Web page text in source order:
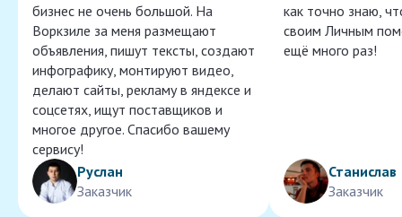
бизнес не очень большой. На
Воркзиле за меня размещают
объявления, пишут тексты, создают
инфографику, монтируют видео,
делают сайты, рекламу в яндексе и
соцсетях, ищут поставщиков и
многое другое. Спасибо вашему
сервису!
Руслан
Заказчик
как точно знаю,
своим Личным
ещё много раз!
Станислав
Заказчик